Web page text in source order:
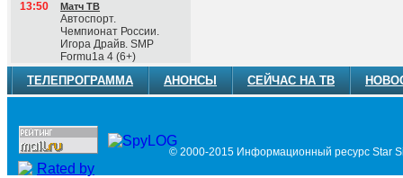
13:50 Матч ТВ
Автоспорт.
Чемпионат России.
Игора Драйв. SМР
Fоrmu1а 4 (6+)
ТЕЛЕПРОГРАММА АНОНСЫ СЕЙЧАС НА ТВ
© 2000-2015 Информационный ресурс Star